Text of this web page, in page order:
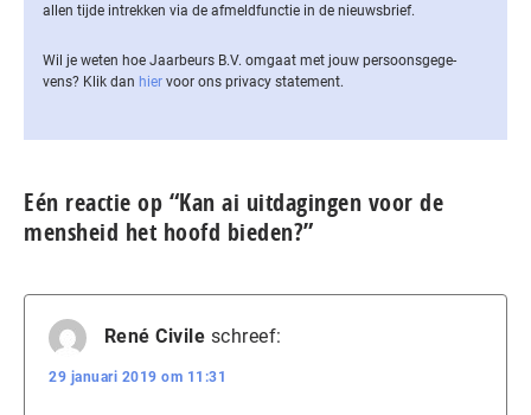
allen tijde intrekken via de af­meld­func­tie in de nieuwsbrief.
Wil je weten hoe Jaarbeurs B.V. omgaat met jouw per­soons­ge­ge­
vens? Klik dan hier voor ons privacy statement.
Eén reactie op “Kan ai uitdagingen voor de
mensheid het hoofd bieden?”
René Civile schreef:
29 januari 2019 om 11:31